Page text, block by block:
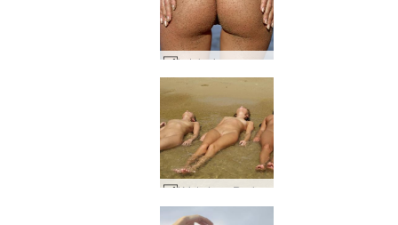
ketelanjangan umum Julia #11
Krista Lysa Ruslana melambai #8